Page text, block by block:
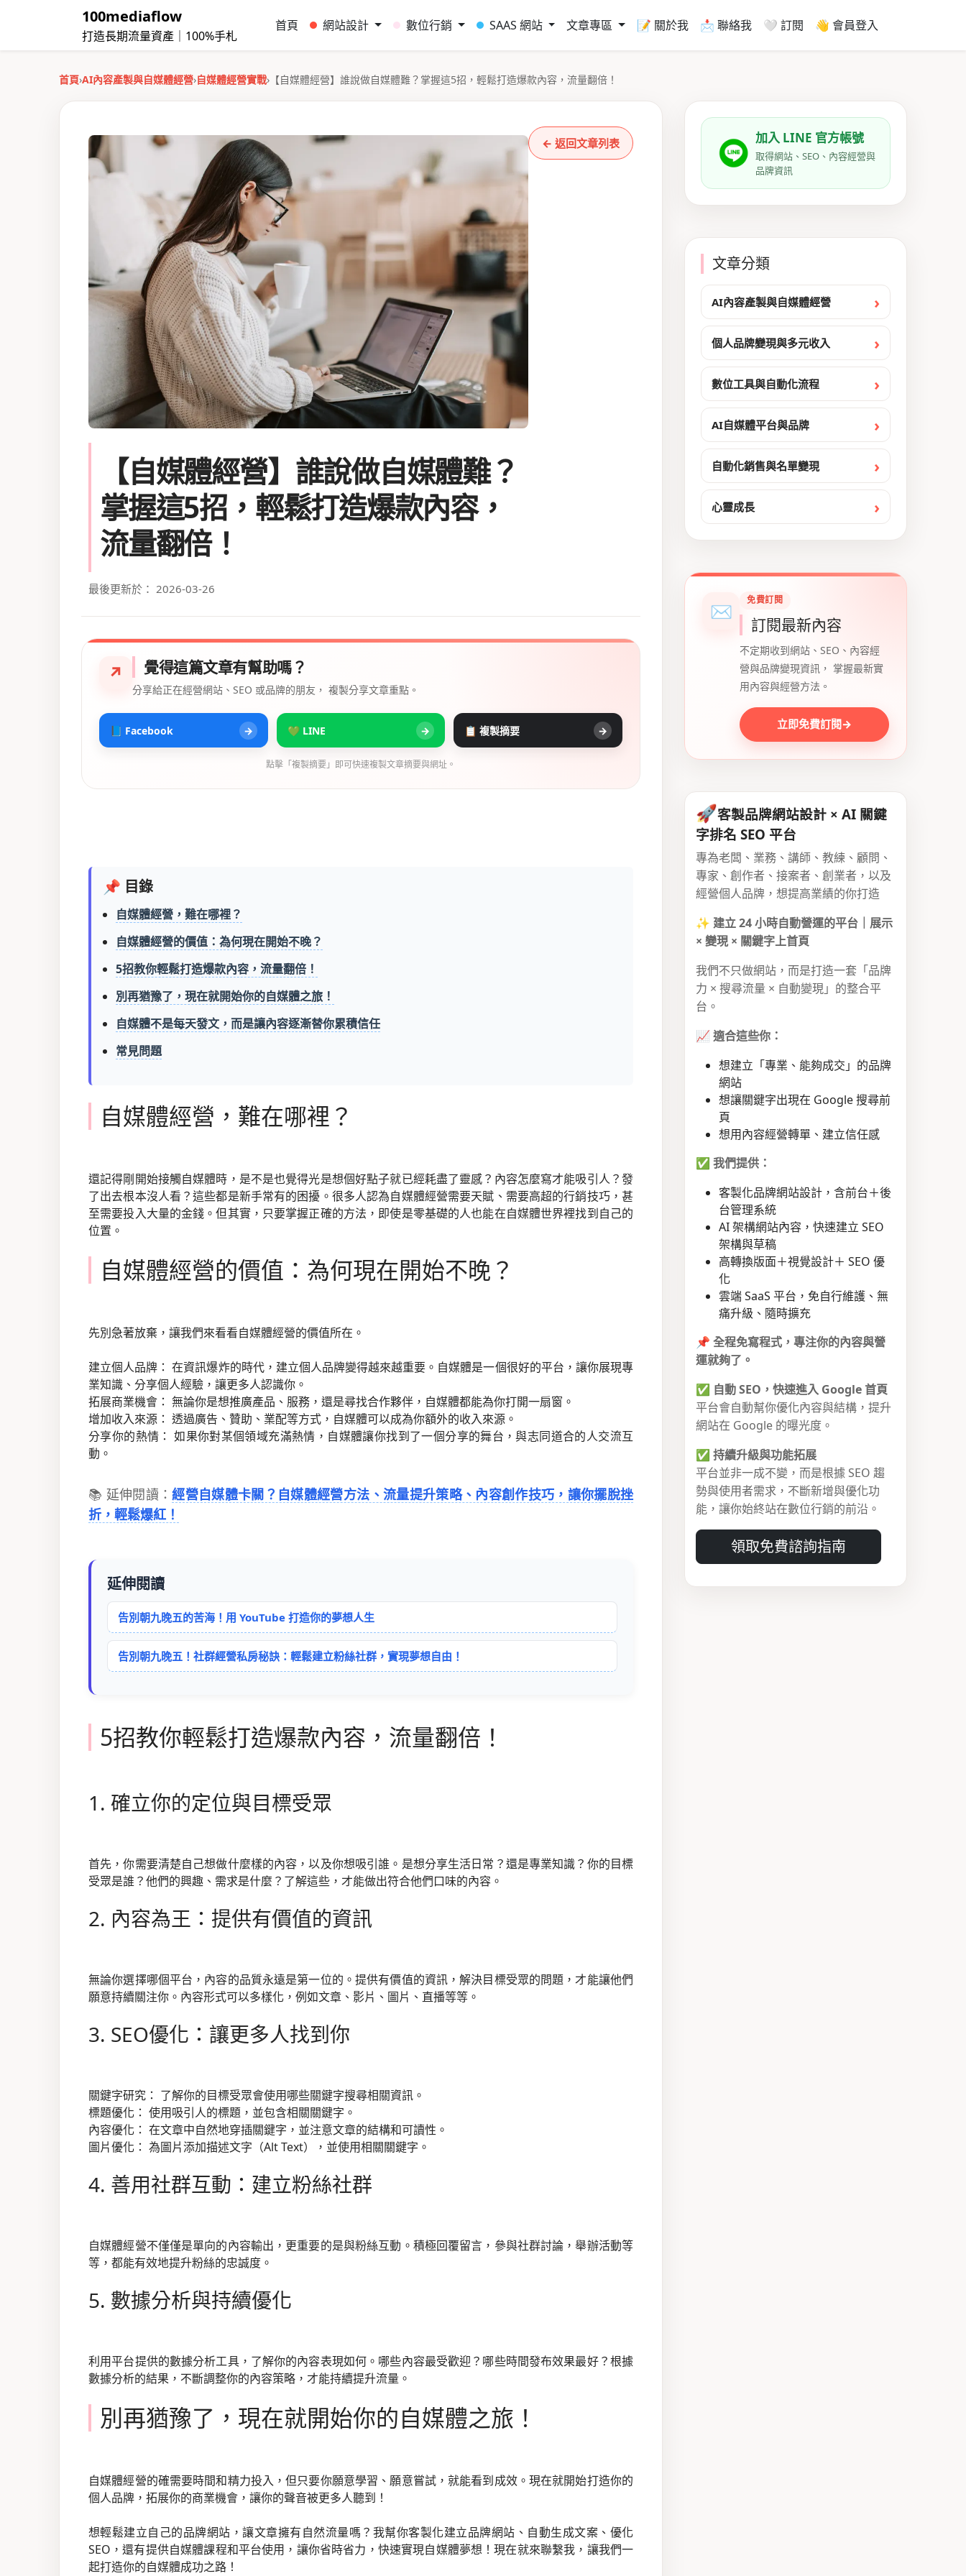
100mediaflow
打造長期流量資產｜100%手札
首頁 網站設計 數位行銷 SAAS 網站 文章專區 📝 關於我 📩 聯絡我 🤍 訂閱 👋 會員登入
首頁›AI內容產製與自媒體經營›自媒體經營實戰› 【自媒體經營】誰說做自媒體難？掌握這5招，輕鬆打造爆款內容，流量翻倍！
【自媒體經營】誰說做自媒體難？
掌握這5招，輕鬆打造爆款內容，
流量翻倍！
最後更新於： 2026-03-26
← 返回文章列表
↗ 覺得這篇文章有幫助嗎？
分享給正在經營網站、SEO 或品牌的朋友， 複製分享文章重點。
📘 Facebook → 💚 LINE → 📋 複製摘要 →
點擊「複製摘要」即可快速複製文章摘要與網址。
📌 目錄
自媒體經營，難在哪裡？
自媒體經營的價值：為何現在開始不晚？
5招教你輕鬆打造爆款內容，流量翻倍！
別再猶豫了，現在就開始你的自媒體之旅！
自媒體不是每天發文，而是讓內容逐漸替你累積信任
常見問題
自媒體經營，難在哪裡？
還記得剛開始接觸自媒體時，是不是也覺得光是想個好點子就已經耗盡了靈感？內容怎麼寫才能吸引人？發
了出去根本沒人看？這些都是新手常有的困擾。很多人認為自媒體經營需要天賦、需要高超的行銷技巧，甚
至需要投入大量的金錢。但其實，只要掌握正確的方法，即使是零基礎的人也能在自媒體世界裡找到自己的
位置。
自媒體經營的價值：為何現在開始不晚？
先別急著放棄，讓我們來看看自媒體經營的價值所在。
建立個人品牌： 在資訊爆炸的時代，建立個人品牌變得越來越重要。自媒體是一個很好的平台，讓你展現專
業知識、分享個人經驗，讓更多人認識你。
拓展商業機會： 無論你是想推廣產品、服務，還是尋找合作夥伴，自媒體都能為你打開一扇窗。
增加收入來源： 透過廣告、贊助、業配等方式，自媒體可以成為你額外的收入來源。
分享你的熱情： 如果你對某個領域充滿熱情，自媒體讓你找到了一個分享的舞台，與志同道合的人交流互
動。
📚 延伸閱讀：經營自媒體卡關？自媒體經營方法、流量提升策略、內容創作技巧，讓你擺脫挫
折，輕鬆爆紅！
延伸閱讀
告別朝九晚五的苦海！用 YouTube 打造你的夢想人生
告別朝九晚五！社群經營私房秘訣：輕鬆建立粉絲社群，實現夢想自由！
5招教你輕鬆打造爆款內容，流量翻倍！
1. 確立你的定位與目標受眾
首先，你需要清楚自己想做什麼樣的內容，以及你想吸引誰。是想分享生活日常？還是專業知識？你的目標
受眾是誰？他們的興趣、需求是什麼？了解這些，才能做出符合他們口味的內容。
2. 內容為王：提供有價值的資訊
無論你選擇哪個平台，內容的品質永遠是第一位的。提供有價值的資訊，解決目標受眾的問題，才能讓他們
願意持續關注你。內容形式可以多樣化，例如文章、影片、圖片、直播等等。
3. SEO優化：讓更多人找到你
關鍵字研究： 了解你的目標受眾會使用哪些關鍵字搜尋相關資訊。
標題優化： 使用吸引人的標題，並包含相關關鍵字。
內容優化： 在文章中自然地穿插關鍵字，並注意文章的結構和可讀性。
圖片優化： 為圖片添加描述文字（Alt Text），並使用相關關鍵字。
4. 善用社群互動：建立粉絲社群
自媒體經營不僅僅是單向的內容輸出，更重要的是與粉絲互動。積極回覆留言，參與社群討論，舉辦活動等
等，都能有效地提升粉絲的忠誠度。
5. 數據分析與持續優化
利用平台提供的數據分析工具，了解你的內容表現如何。哪些內容最受歡迎？哪些時間發布效果最好？根據
數據分析的結果，不斷調整你的內容策略，才能持續提升流量。
別再猶豫了，現在就開始你的自媒體之旅！
自媒體經營的確需要時間和精力投入，但只要你願意學習、願意嘗試，就能看到成效。現在就開始打造你的
個人品牌，拓展你的商業機會，讓你的聲音被更多人聽到！
想輕鬆建立自己的品牌網站，讓文章擁有自然流量嗎？我幫你客製化建立品牌網站、自動生成文案、優化
SEO，還有提供自媒體課程和平台使用，讓你省時省力，快速實現自媒體夢想！現在就來聯繫我，讓我們一
起打造你的自媒體成功之路！
加入 LINE 官方帳號
取得網站、SEO、內容經營與
品牌資訊
文章分類
AI內容產製與自媒體經營
個人品牌變現與多元收入
數位工具與自動化流程
AI自媒體平台與品牌
自動化銷售與名單變現
心靈成長
✉ 免費訂閱
訂閱最新內容
不定期收到網站、SEO、內容經
營與品牌變現資訊， 掌握最新實
用內容與經營方法。
立即免費訂閱→
🚀客製品牌網站設計 × AI 關鍵
字排名 SEO 平台
專為老闆、業務、講師、教練、顧問、
專家、創作者、接案者、創業者，以及
經營個人品牌，想提高業績的你打造
✨ 建立 24 小時自動營運的平台｜展示
× 變現 × 關鍵字上首頁
我們不只做網站，而是打造一套「品牌
力 × 搜尋流量 × 自動變現」的整合平
台。
📈 適合這些你：
想建立「專業、能夠成交」的品牌
網站
想讓關鍵字出現在 Google 搜尋前
頁
想用內容經營轉單、建立信任感
✅ 我們提供：
客製化品牌網站設計，含前台＋後
台管理系統
AI 架構網站內容，快速建立 SEO
架構與草稿
高轉換版面＋視覺設計＋ SEO 優
化
雲端 SaaS 平台，免自行維護、無
痛升級、隨時擴充
📌 全程免寫程式，專注你的內容與營
運就夠了。
✅ 自動 SEO，快速進入 Google 首頁
平台會自動幫你優化內容與結構，提升
網站在 Google 的曝光度。
✅ 持續升級與功能拓展
平台並非一成不變，而是根據 SEO 趨
勢與使用者需求，不斷新增與優化功
能，讓你始終站在數位行銷的前沿。
領取免費諮詢指南